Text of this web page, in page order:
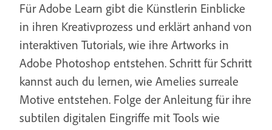
Für Adobe Learn gibt die Künstlerin Einblicke
in ihren Kreativprozess und erklärt anhand von
interaktiven Tutorials, wie ihre Artworks in
Adobe Photoshop entstehen. Schritt für Schritt
kannst auch du lernen, wie Amelies surreale
Motive entstehen. Folge der Anleitung für ihre
subtilen digitalen Eingriffe mit Tools wie